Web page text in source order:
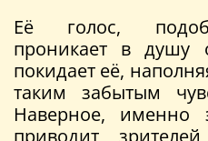
Её голос,
проникает в
покидает её,
таким забытым
Наверное, именно
приводит